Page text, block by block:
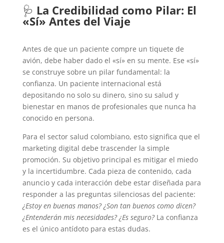
🩺 La Credibilidad como Pilar: El
«Sí» Antes del Viaje
Antes de que un paciente compre un tiquete de
avión, debe haber dado el «sí» en su mente. Ese «sí»
se construye sobre un pilar fundamental: la
confianza. Un paciente internacional está
depositando no solo su dinero, sino su salud y
bienestar en manos de profesionales que nunca ha
conocido en persona.
Para el sector salud colombiano, esto significa que el
marketing digital debe trascender la simple
promoción. Su objetivo principal es mitigar el miedo
y la incertidumbre. Cada pieza de contenido, cada
anuncio y cada interacción debe estar diseñada para
responder a las preguntas silenciosas del paciente:
¿Estoy en buenas manos? ¿Son tan buenos como dicen?
¿Entenderán mis necesidades? ¿Es seguro?La confianza
es el único antídoto para estas dudas.